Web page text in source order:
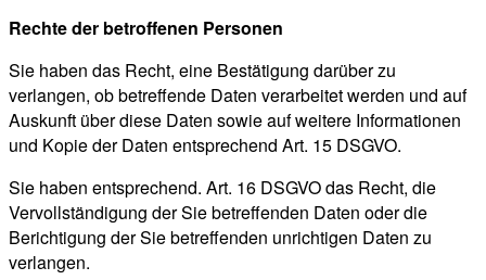
Rechte der betroffenen Personen
Sie haben das Recht, eine Bestätigung darüber zu
verlangen, ob betreffende Daten verarbeitet werden und auf
Auskunft über diese Daten sowie auf weitere Informationen
und Kopie der Daten entsprechend Art. 15 DSGVO.
Sie haben entsprechend. Art. 16 DSGVO das Recht, die
Vervollständigung der Sie betreffenden Daten oder die
Berichtigung der Sie betreffenden unrichtigen Daten zu
verlangen.